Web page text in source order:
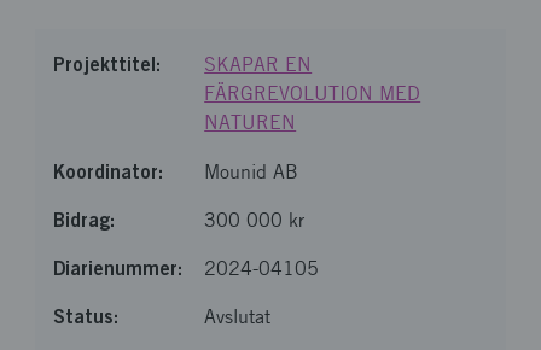
SKAPAR EN
FÄRGREVOLUTION MED
NATUREN
Mounid AB
300 000 kr
2024-04105
Avslutat